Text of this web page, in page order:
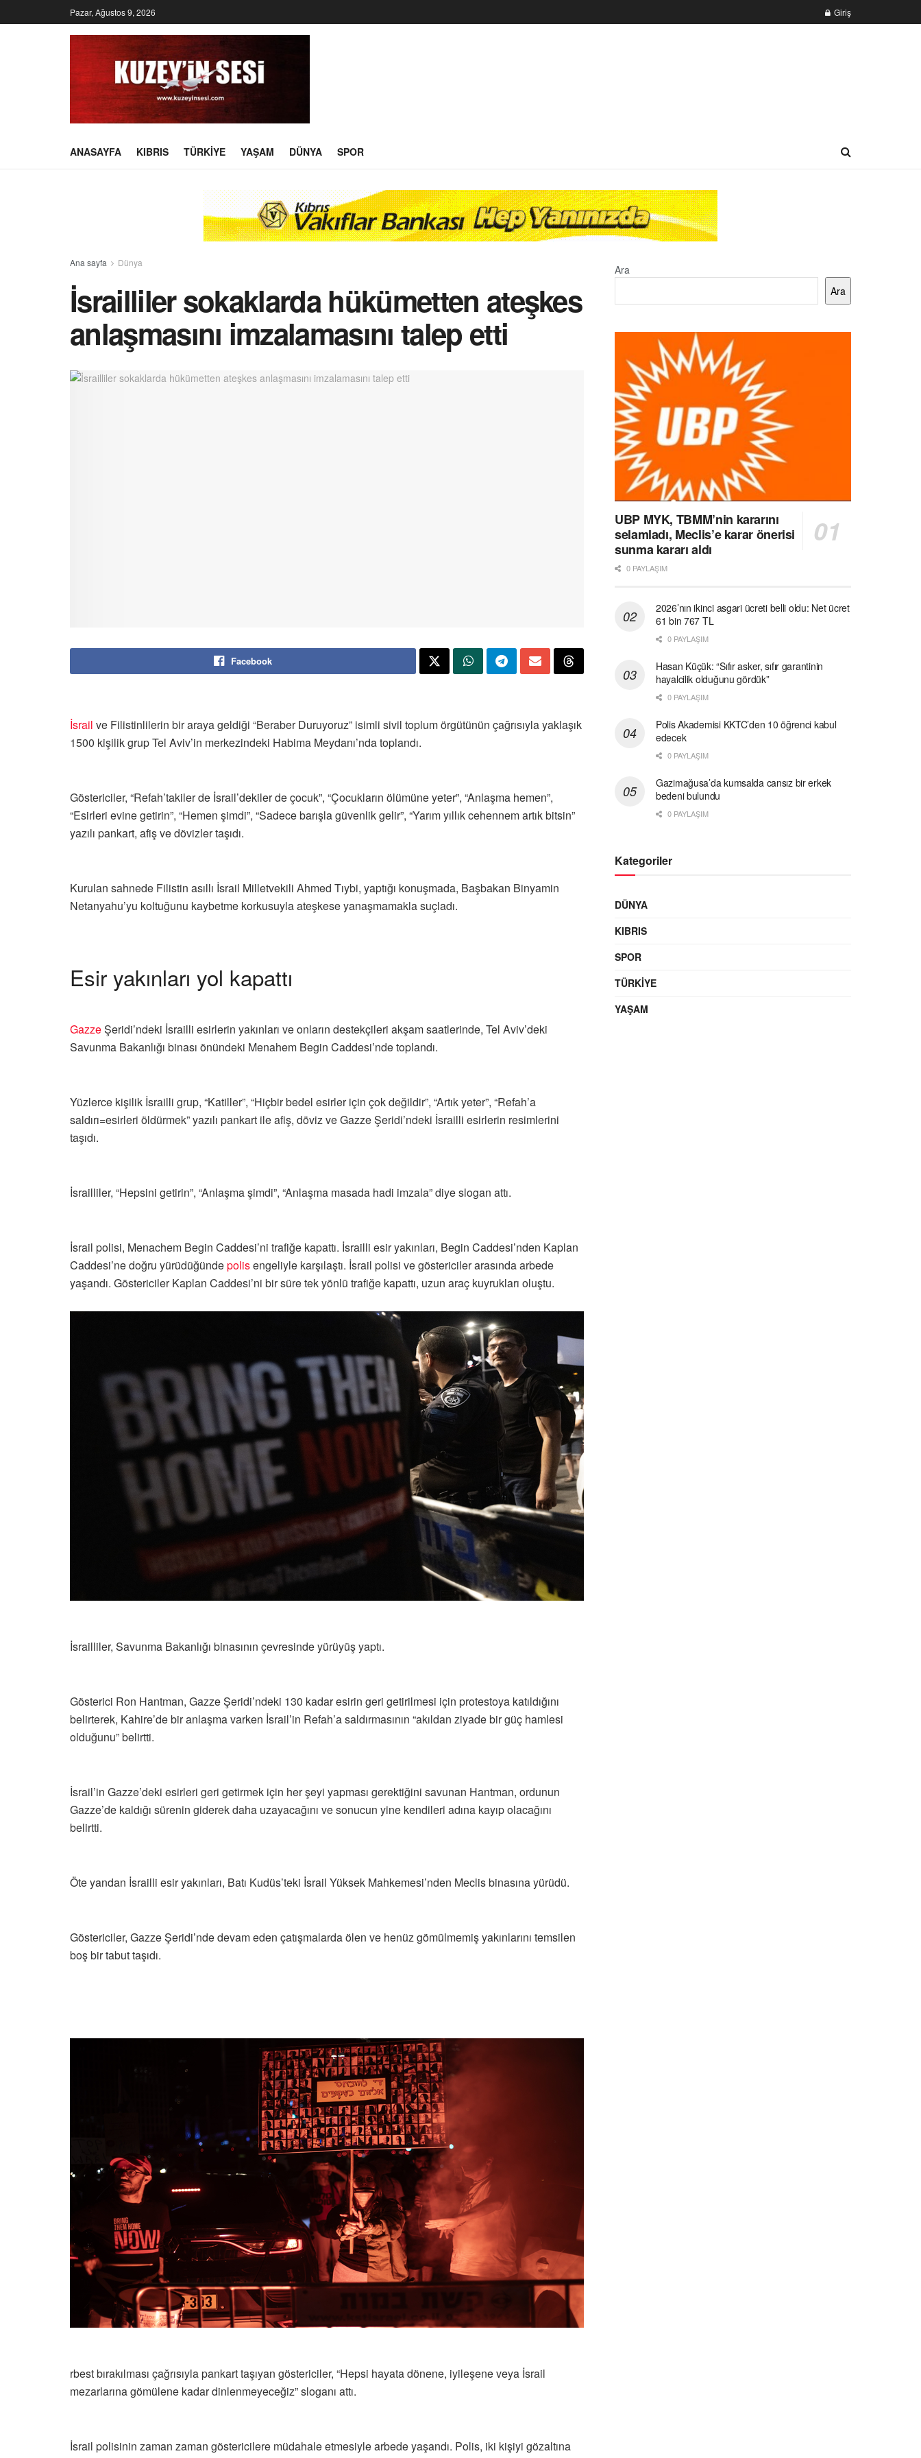
Pazar, Ağustos 9, 2026 Giriş
ANASAYFA KIBRIS TÜRKIYE YAŞAM DÜNYA SPOR
Ana sayfa Dünya
İsrailliler sokaklarda hükümetten ateşkes
anlaşmasını imzalamasını talep etti
Facebook
İsrail ve Filistinlilerin bir araya geldiği “Beraber Duruyoruz” isimli sivil toplum örgütünün çağrısıyla yaklaşık
1500 kişilik grup Tel Aviv’in merkezindeki Habima Meydanı’nda toplandı.
Göstericiler, “Refah’takiler de İsrail’dekiler de çocuk”, “Çocukların ölümüne yeter”, “Anlaşma hemen”,
“Esirleri evine getirin”, “Hemen şimdi”, “Sadece barışla güvenlik gelir”, “Yarım yıllık cehennem artık bitsin”
yazılı pankart, afiş ve dövizler taşıdı.
Kurulan sahnede Filistin asıllı İsrail Milletvekili Ahmed Tıybi, yaptığı konuşmada, Başbakan Binyamin
Netanyahu’yu koltuğunu kaybetme korkusuyla ateşkese yanaşmamakla suçladı.
Esir yakınları yol kapattı
GazzeŞeridi’ndeki İsrailli esirlerin yakınları ve onların destekçileri akşam saatlerinde, Tel Aviv’deki
Savunma Bakanlığı binası önündeki Menahem Begin Caddesi’nde toplandı.
Yüzlerce kişilik İsrailli grup, “Katiller”, “Hiçbir bedel esirler için çok değildir”, “Artık yeter”, “Refah’a
saldırı=esirleri öldürmek” yazılı pankart ile afiş, döviz ve Gazze Şeridi’ndeki İsrailli esirlerin resimlerini
taşıdı.
İsrailliler, “Hepsini getirin”, “Anlaşma şimdi”, “Anlaşma masada hadi imzala” diye slogan attı.
İsrail polisi, Menachem Begin Caddesi’ni trafiğe kapattı. İsrailli esir yakınları, Begin Caddesi’nden Kaplan
Caddesi’ne doğru yürüdüğündepolisengeliyle karşılaştı. İsrail polisi ve göstericiler arasında arbede
yaşandı. Göstericiler Kaplan Caddesi’ni bir süre tek yönlü trafiğe kapattı, uzun araç kuyrukları oluştu.
İsrailliler, Savunma Bakanlığı binasının çevresinde yürüyüş yaptı.
Gösterici Ron Hantman, Gazze Şeridi’ndeki 130 kadar esirin geri getirilmesi için protestoya katıldığını
belirterek, Kahire’de bir anlaşma varken İsrail’in Refah’a saldırmasının “akıldan ziyade bir güç hamlesi
olduğunu” belirtti.
İsrail’in Gazze’deki esirleri geri getirmek için her şeyi yapması gerektiğini savunan Hantman, ordunun
Gazze’de kaldığı sürenin giderek daha uzayacağını ve sonucun yine kendileri adına kayıp olacağını
belirtti.
Öte yandan İsrailli esir yakınları, Batı Kudüs’teki İsrail Yüksek Mahkemesi’nden Meclis binasına yürüdü.
Göstericiler, Gazze Şeridi’nde devam eden çatışmalarda ölen ve henüz gömülmemiş yakınlarını temsilen
boş bir tabut taşıdı.
rbest bırakılması çağrısıyla pankart taşıyan göstericiler, “Hepsi hayata dönene, iyileşene veya İsrail
mezarlarına gömülene kadar dinlenmeyeceğiz” sloganı attı.
İsrail polisinin zaman zaman göstericilere müdahale etmesiyle arbede yaşandı. Polis, iki kişiyi gözaltına
Ara
Ara
UBP MYK, TBMM’nin kararını
selamladı, Meclis’e karar önerisi
sunma kararı aldı
0 PAYLAŞIM
2026’nın ikinci asgari ücreti belli oldu: Net ücret
61 bin 767 TL
0 PAYLAŞIM
Hasan Küçük: “Sıfır asker, sıfır garantinin
hayalcilik olduğunu gördük”
0 PAYLAŞIM
Polis Akademisi KKTC’den 10 öğrenci kabul
edecek
0 PAYLAŞIM
Gazimağusa’da kumsalda cansız bir erkek
bedeni bulundu
0 PAYLAŞIM
Kategoriler
DÜNYA
KIBRIS
SPOR
TÜRKIYE
YAŞAM